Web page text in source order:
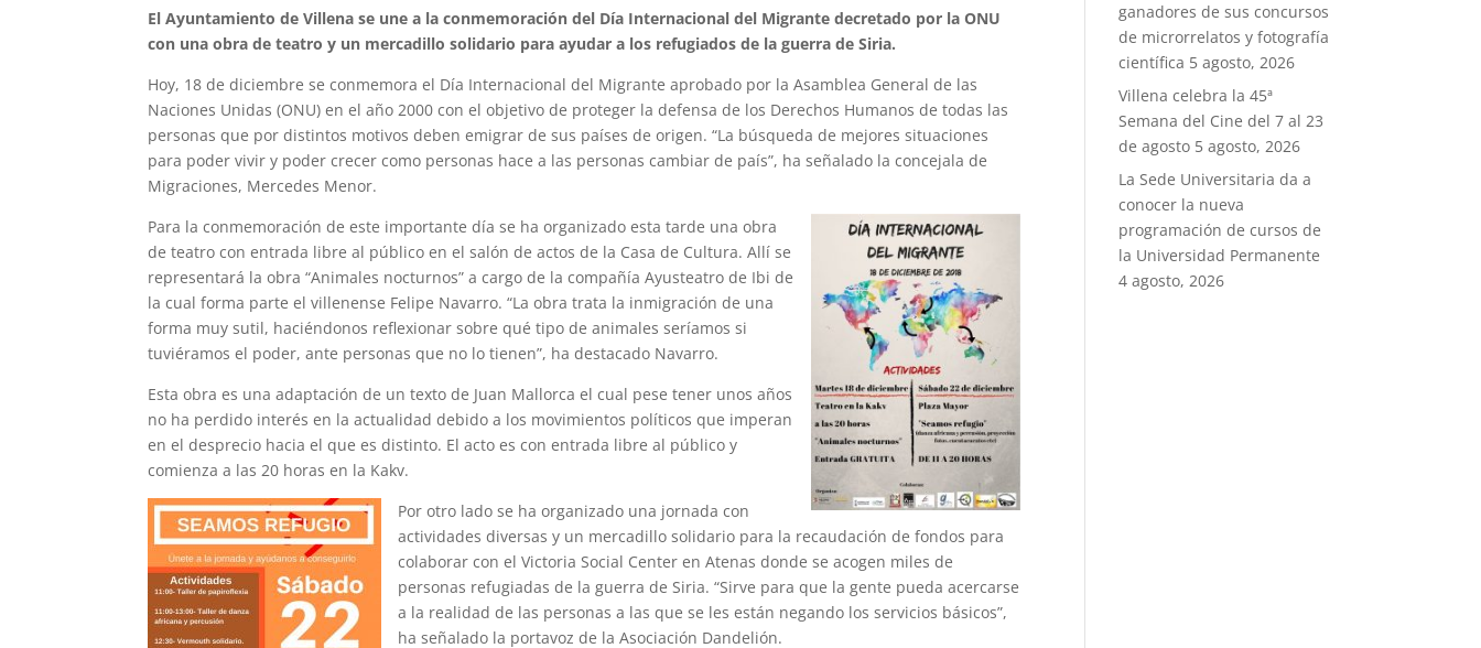
El Ayuntamiento de Villena se une a la conmemoración del Día Internacional del Migrante decretado por la ONU
con una obra de teatro y un mercadillo solidario para ayudar a los refugiados de la guerra de Siria.
Hoy, 18 de diciembre se conmemora el Día Internacional del Migrante aprobado por la Asamblea General de las
Naciones Unidas (ONU) en el año 2000 con el objetivo de proteger la defensa de los Derechos Humanos de todas las
personas que por distintos motivos deben emigrar de sus países de origen. “La búsqueda de mejores situaciones
para poder vivir y poder crecer como personas hace a las personas cambiar de país”, ha señalado la concejala de
Migraciones, Mercedes Menor.
Para la conmemoración de este importante día se ha organizado esta tarde una obra
de teatro con entrada libre al público en el salón de actos de la Casa de Cultura. Allí se
representará la obra “Animales nocturnos” a cargo de la compañía Ayusteatro de Ibi de
la cual forma parte el villenense Felipe Navarro. “La obra trata la inmigración de una
forma muy sutil, haciéndonos reflexionar sobre qué tipo de animales seríamos si
tuviéramos el poder, ante personas que no lo tienen”, ha destacado Navarro.
Esta obra es una adaptación de un texto de Juan Mallorca el cual pese tener unos años
no ha perdido interés en la actualidad debido a los movimientos políticos que imperan
en el desprecio hacia el que es distinto. El acto es con entrada libre al público y
comienza a las 20 horas en la Kakv.
Por otro lado se ha organizado una jornada con
actividades diversas y un mercadillo solidario para la recaudación de fondos para
colaborar con el Victoria Social Center en Atenas donde se acogen miles de
personas refugiadas de la guerra de Siria. “Sirve para que la gente pueda acercarse
a la realidad de las personas a las que se les están negando los servicios básicos”,
ha señalado la portavoz de la Asociación Dandelión.
ganadores de sus concursos
de microrrelatos y fotografía
científica 5 agosto, 2026
Villena celebra la 45ª
Semana del Cine del 7 al 23
de agosto 5 agosto, 2026
La Sede Universitaria da a
conocer la nueva
programación de cursos de
la Universidad Permanente
4 agosto, 2026